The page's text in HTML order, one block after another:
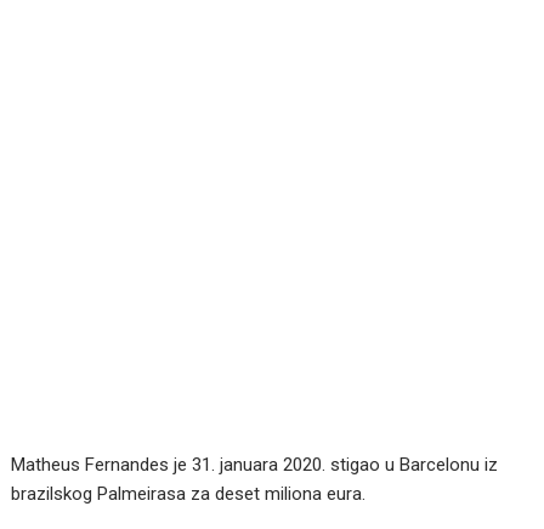
Matheus Fernandes je 31. januara 2020. stigao u Barcelonu iz
brazilskog Palmeirasa za deset miliona eura.